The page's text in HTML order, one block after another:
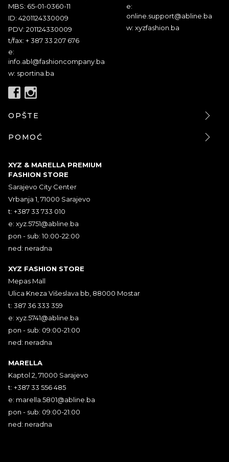
MBS: 65-01-0360-11
ID: 4201124330009
PDV: 201124330009
t/fax: + 387 33 207 676
e:
info.abl@fashioncompany.ba
w: sportina.ba
e:
online.support@abline.ba
w: xyzfashion.ba
OPŠTE
POMOĆ
XYZ & MARELLA PREMIUM
FASHION STORE
Sarajevo City Center
Vrbanja 1, 71000 Sarajevo
t: +387 33 733 010
e: xyz.5751@abline.ba
pon - sub: 10:00-22:00
ned: neradna
XYZ FASHION STORE
Mepas Mall
Ulica Kneza Višeslava bb, 88000 Mostar
t: 387 36 333 359
e: xyz.5741@abline.ba
pon - sub: 09:00-21:00
ned: neradna
MARELLA
Kaptol 2, 71000 Sarajevo
t: +387 33 556 485
e: marella.5801@abline.ba
pon - sub: 09:00-21:00
ned: neradna